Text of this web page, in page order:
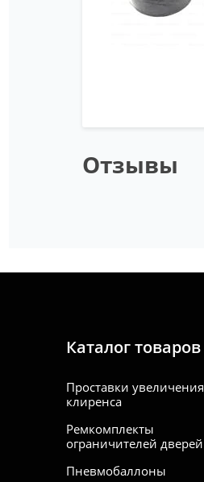
Отзывы
Каталог товаров
Проставки увеличения
клиренса
Ремкомплекты
ограничителей дверей
Пневмобаллоны